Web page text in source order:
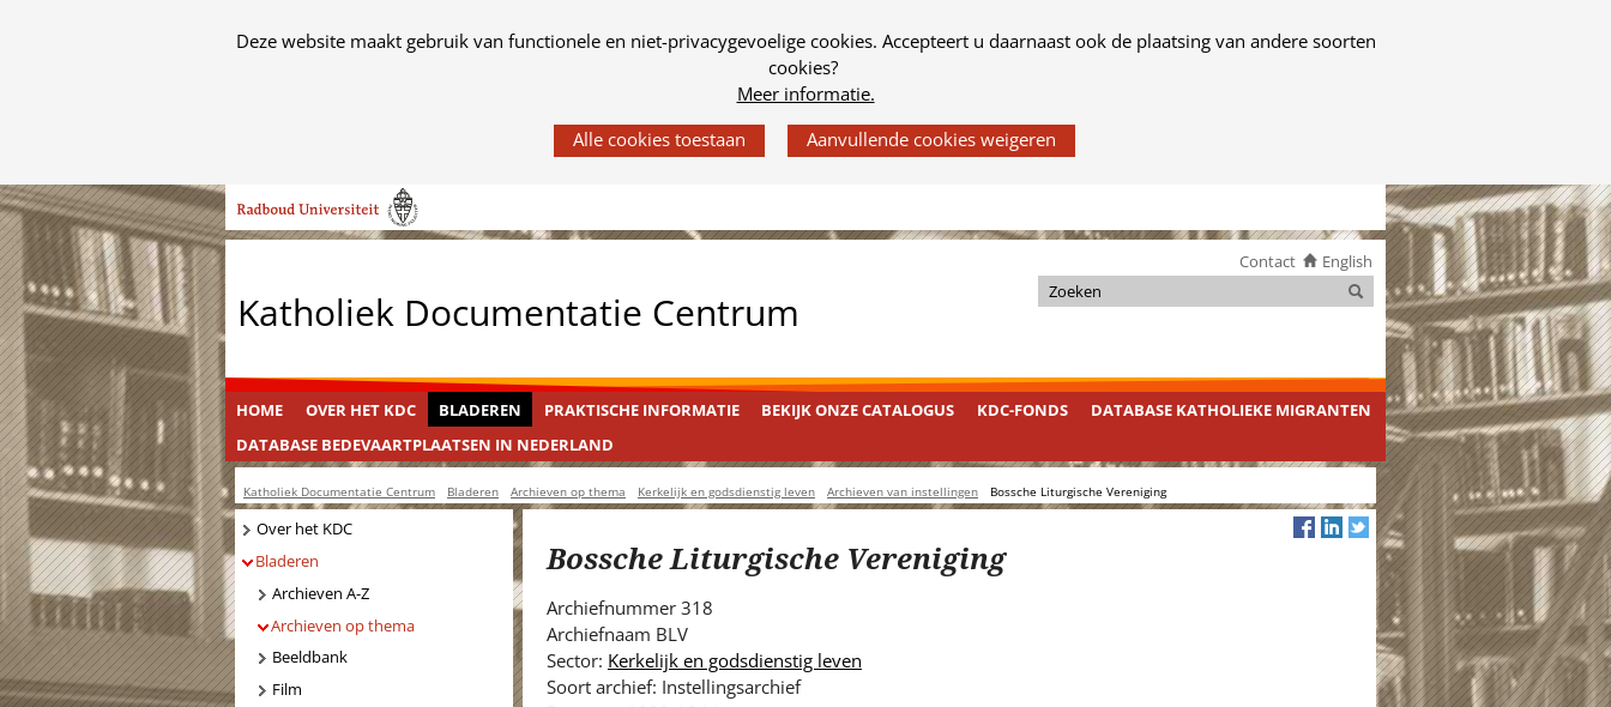
Cookies
Deze website maakt gebruik van functionele en niet-privacygevoelige cookies. Accepteert u daarnaast ook de plaatsing van andere soorten
cookies?
Meer informatie.
gebruik
van
op
deze
worden
toegestaan
geweigerd.
Ga
naar
de
inhoud
Katholiek Documentatie Centrum
Contact English
k
i
d
e
i
.
Zoeken
Zoeken
HOME OVER HET KDC BLADEREN PRAKTISCHE INFORMATIE BEKIJK ONZE CATALOGUS KDC-FONDS
DATABASE KATHOLIEKE MIGRANTEN
DATABASE BEDEVAARTPLAATSEN IN NEDERLAND
Katholiek Documentatie Centrum Bladeren Archieven op thema Kerkelijk en godsdienstig leven Archieven van instellingen Bossche Liturgische Vereniging
Bossche Liturgische Vereniging
Archiefnummer 318
Archiefnaam BLV
Sector: Kerkelijk en godsdienstig leven
Soort archief: Instellingsarchief
Navigatie
Over het KDC
Bladeren
Archieven A-Z
Archieven op thema
Beeldbank
Film